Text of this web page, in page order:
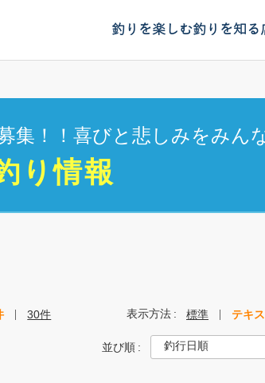
釣りを楽しむ釣りを知る
集！！喜びと悲しみをみん
り情報
30件 表示方法 標準 テキ
並び順